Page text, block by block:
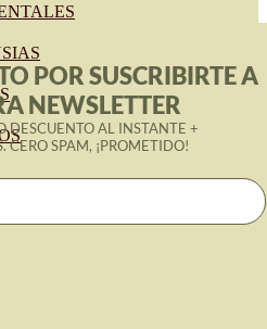
POR SUSCRIBIRTE A
NEWSLETTER
DESCUENTO AL INSTANTE +
CERO SPAM, ¡PROMETIDO!